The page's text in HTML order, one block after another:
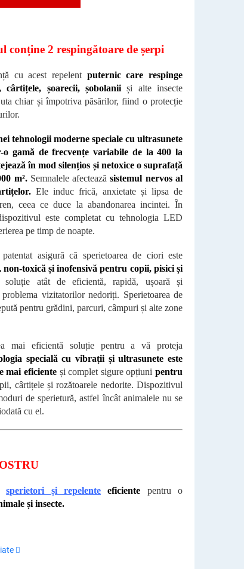
conține 2 respingătoare de șerpi
cu acest repelent puternic care respinge
cârtițele, șoarecii, șobolaniiși alte insecte
chiar și împotriva păsărilor, fiind o protecție
tehnologii moderne speciale cu ultrasunete
gamă de frecvențe variabile de la 400 la
în mod silențios și netoxice o suprafață
m².Semnalele afecteazăsistemul nervos al
Ele induc frică, anxietate și lipsa de
ceea ce duce la abandonarea incintei. În
este completat cu tehnologia LED
pe timp de noapte.
asigură că sperietoarea de ciori este
non-toxică și inofensivă pentru copii, pisici și
atât de eficientă, rapidă, ușoară și
vizitatorilor nedoriți. Sperietoarea de
pentru grădini, parcuri, câmpuri și alte zone
mai eficientă soluție pentru a vă proteja
specială cu vibrații și ultrasunete este
mai eficienteși complet sigure opțiunipentru
cârtițele și rozătoarele nedorite. Dispozitivul
de sperietură, astfel încât animalele nu se
cu el.
sperietori și repelente eficiente pentru o
și insecte.